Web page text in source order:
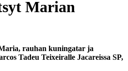
Marian
rauhan kuningatar ja
Tadeu Teixeiralle Jacareissa SP,